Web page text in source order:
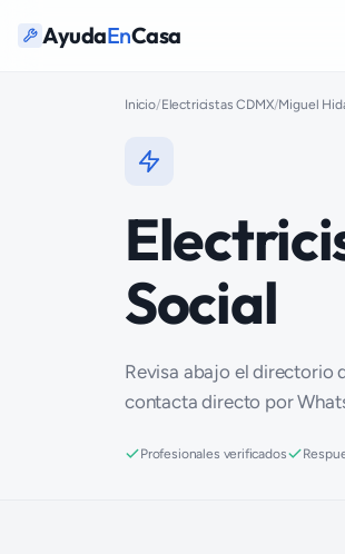
AyudaEnCasa
Inicio/Electricistas CDMX/Miguel
Social
Revisa abajo el directorio
contacta directo por
Profesionales verificados